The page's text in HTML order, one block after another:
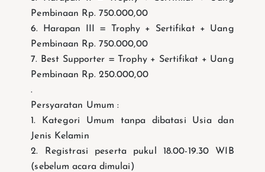
Pembinaan Rp. 750.000,00
6. Harapan III = Trophy + Sertifikat + Uang
Pembinaan Rp. 750.000,00
7. Best Supporter = Trophy + Sertifikat + Uang
Pembinaan Rp. 250.000,00
.
Persyaratan Umum :
1. Kategori Umum tanpa dibatasi Usia dan
Jenis Kelamin
2. Registrasi peserta pukul 18.00-19.30 WIB
(sebelum acara dimulai)